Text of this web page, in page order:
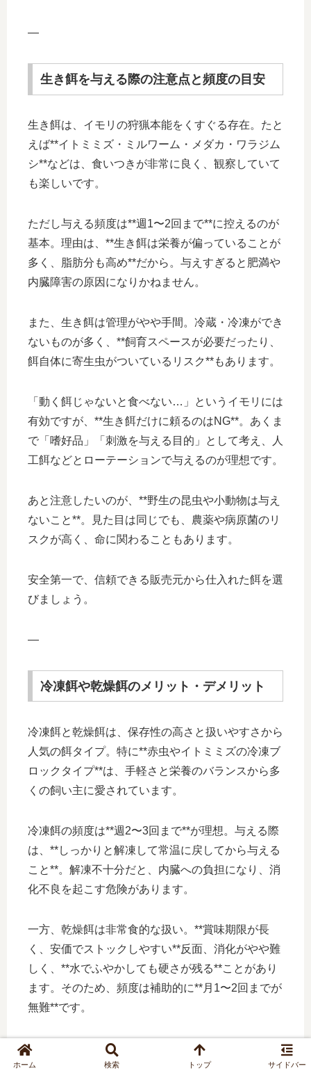
—
生き餌を与える際の注意点と頻度の目安
生き餌は、イモリの狩猟本能をくすぐる存在。たと
えば**イトミミズ・ミルワーム・メダカ・ワラジム
シ**などは、食いつきが非常に良く、観察していて
も楽しいです。
ただし与える頻度は**週1〜2回まで**に控えるのが
基本。理由は、**生き餌は栄養が偏っていることが
多く、脂肪分も高め**だから。与えすぎると肥満や
内臓障害の原因になりかねません。
また、生き餌は管理がやや手間。冷蔵・冷凍ができ
ないものが多く、**飼育スペースが必要だったり、
餌自体に寄生虫がついているリスク**もあります。
「動く餌じゃないと食べない…」というイモリには
有効ですが、**生き餌だけに頼るのはNG**。あくま
で「嗜好品」「刺激を与える目的」として考え、人
工餌などとローテーションで与えるのが理想です。
あと注意したいのが、**野生の昆虫や小動物は与え
ないこと**。見た目は同じでも、農薬や病原菌のリ
スクが高く、命に関わることもあります。
安全第一で、信頼できる販売元から仕入れた餌を選
びましょう。
—
冷凍餌や乾燥餌のメリット・デメリット
冷凍餌と乾燥餌は、保存性の高さと扱いやすさから
人気の餌タイプ。特に**赤虫やイトミミズの冷凍ブ
ロックタイプ**は、手軽さと栄養のバランスから多
くの飼い主に愛されています。
冷凍餌の頻度は**週2〜3回まで**が理想。与える際
は、**しっかりと解凍して常温に戻してから与える
こと**。解凍不十分だと、内臓への負担になり、消
化不良を起こす危険があります。
一方、乾燥餌は非常食的な扱い。**賞味期限が長
く、安価でストックしやすい**反面、消化がやや難
しく、**水でふやかしても硬さが残る**ことがあり
ます。そのため、頻度は補助的に**月1〜2回までが
無難**です。
また、どちらのタイプも「食べ残し」に注意。冷凍
餌はすぐに水を濁らせ、乾燥餌は表面に膜を作りが
ホーム 検索 トップ サイドバー